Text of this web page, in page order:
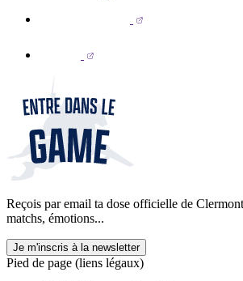
Reçois par email ta dose officielle de
matchs, émotions...
Je m'inscris à la newsletter
Pied de page (liens légaux)